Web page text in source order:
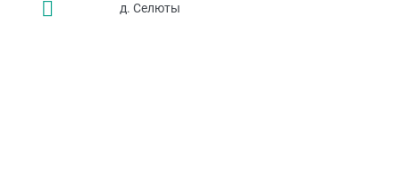
д. Селюты